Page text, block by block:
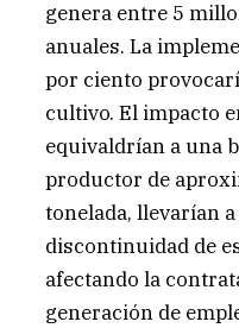
genera entre 5
anuales. La
por ciento
cultivo. El impacto
equivaldrían a una
productor de
tonelada, llevarían
discontinuidad de
afectando la
generación de